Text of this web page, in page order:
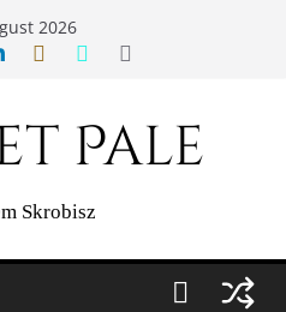
2026
Pale
Skrobisz